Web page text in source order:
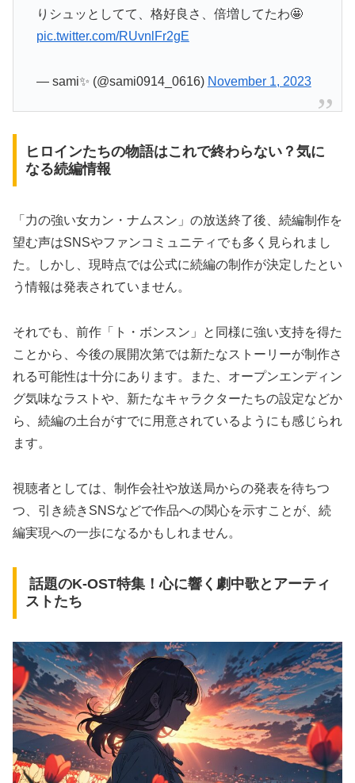
りシュッとしてて、格好良さ、倍増してたわ🤩
pic.twitter.com/RUvnlFr2gE
— sami✨ (@sami0914_0616) November 1, 2023
ヒロインたちの物語はこれで終わらない？気に
なる続編情報
「力の強い女カン・ナムスン」の放送終了後、続編制作を
望む声はSNSやファンコミュニティでも多く見られまし
た。しかし、現時点では公式に続編の制作が決定したとい
う情報は発表されていません。
それでも、前作「ト・ボンスン」と同様に強い支持を得た
ことから、今後の展開次第では新たなストーリーが制作さ
れる可能性は十分にあります。また、オープンエンディン
グ気味なラストや、新たなキャラクターたちの設定などか
ら、続編の土台がすでに用意されているようにも感じられ
ます。
視聴者としては、制作会社や放送局からの発表を待ちつ
つ、引き続きSNSなどで作品への関心を示すことが、続
編実現への一歩になるかもしれません。
話題のK-OST特集！心に響く劇中歌とアーティ
ストたち